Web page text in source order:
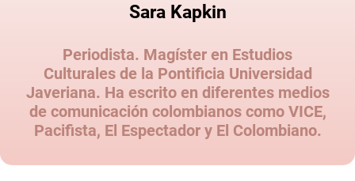
Sara Kapkin
Periodista. Magíster en Estudios
Culturales de la Pontificia Universidad
Javeriana. Ha escrito en diferentes medios
de comunicación colombianos como VICE,
Pacifista, El Espectador y El Colombiano.